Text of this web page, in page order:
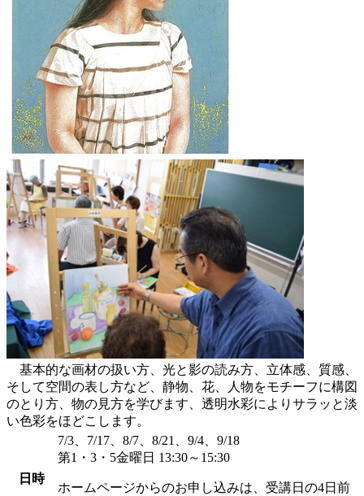
基本的な画材の扱い方、光と影の読み方、立体感、質感、
そして空間の表し方など、静物、花、人物をモチーフに構図
のとり方、物の見方を学びます、透明水彩によりサラッと淡
い色彩をほどこします。
日時
7/3、7/17、8/7、8/21、9/4、9/18
第1・3・5金曜日 13:30～15:30
ホームページからのお申し込みは、受講日の4日前